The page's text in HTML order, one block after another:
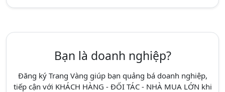
Bạn là doanh nghiệp?
Đăng ký Trang Vàng giúp bạn quảng bá doanh nghiệp,
tiếp cận với KHÁCH HÀNG - ĐỐI TÁC - NHÀ MUA LỚN khi